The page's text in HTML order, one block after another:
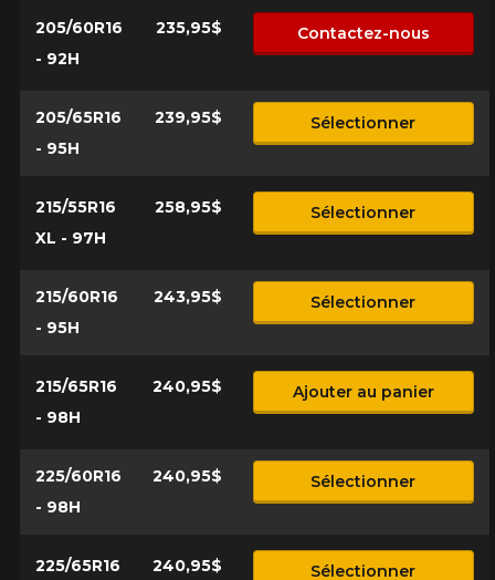
205/60R16
- 92H
235,95$ Contactez-nous
205/65R16
- 95H
239,95$ Sélectionner
215/55R16
XL - 97H
258,95$ Sélectionner
215/60R16
- 95H
243,95$ Sélectionner
215/65R16
- 98H
240,95$ Ajouter au panier
225/60R16
- 98H
240,95$ Sélectionner
225/65R16 240,95$ Sélectionner